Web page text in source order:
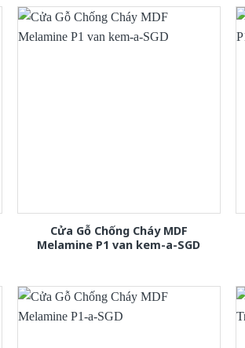
Cửa Gỗ Chống Cháy MDF
Melamine P1 van kem-a-SGD